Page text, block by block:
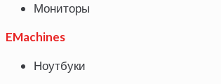
Мониторы
EMachines
Ноутбуки